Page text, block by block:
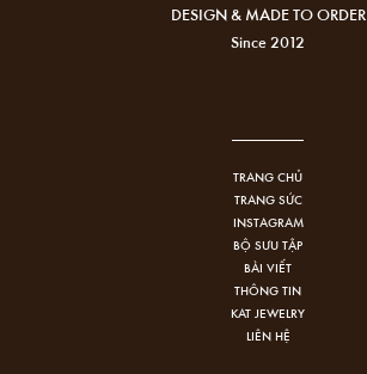
DESIGN & MADE TO ORDER
Since 2012
TRANG CHỦ
TRANG SỨC
INSTAGRAM
BỘ SƯU TẬP
BÀI VIẾT
THÔNG TIN
KAT JEWELRY
LIÊN HỆ